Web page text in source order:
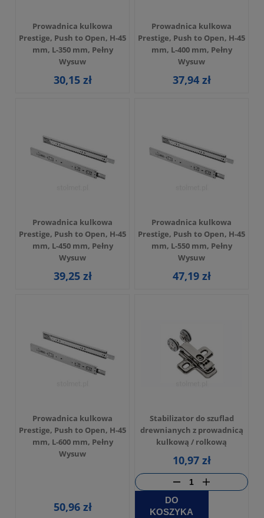
Prowadnica kulkowa
Prestige, Push to Open, H-45
mm, L-350 mm, Pełny
Wysuw
30,15 zł
Prowadnica kulkowa
Prestige, Push to Open, H-45
mm, L-400 mm, Pełny
Wysuw
37,94 zł
Prowadnica kulkowa
Prestige, Push to Open, H-45
mm, L-450 mm, Pełny
Wysuw
39,25 zł
Prowadnica kulkowa
Prestige, Push to Open, H-45
mm, L-550 mm, Pełny
Wysuw
47,19 zł
Prowadnica kulkowa
Prestige, Push to Open, H-45
mm, L-600 mm, Pełny
Wysuw
50,96 zł
Stabilizator do szuflad
drewnianych z prowadnicą
kulkową / rolkową
10,97 zł
DO
KOSZYKA